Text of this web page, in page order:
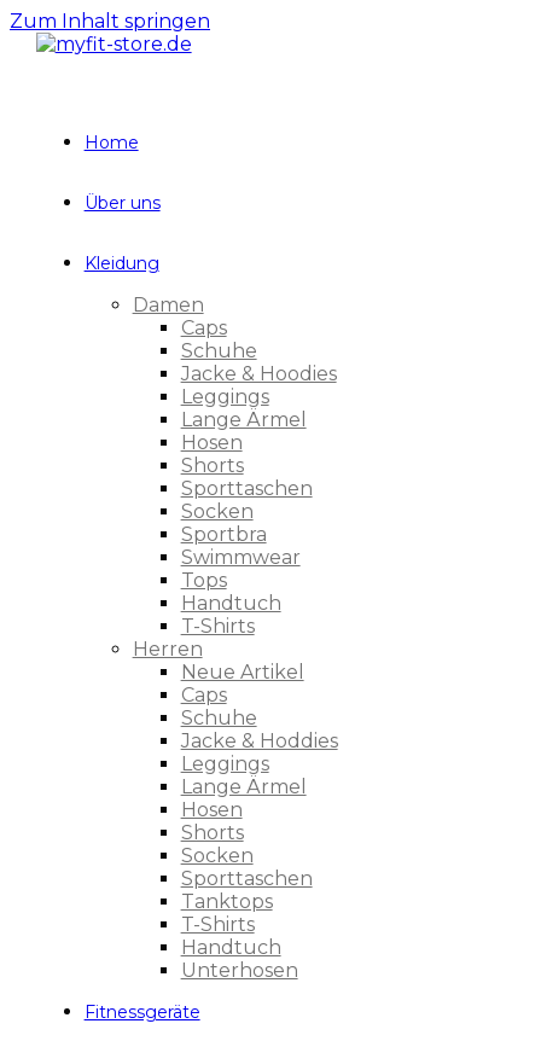
Zum Inhalt springen
Home
Über uns
Kleidung
Damen
Caps
Schuhe
Jacke & Hoodies
Leggings
Lange Ärmel
Hosen
Shorts
Sporttaschen
Socken
Sportbra
Swimmwear
Tops
Handtuch
T-Shirts
Herren
Neue Artikel
Caps
Schuhe
Jacke & Hoddies
Leggings
Lange Ärmel
Hosen
Shorts
Socken
Sporttaschen
Tanktops
T-Shirts
Handtuch
Unterhosen
Fitnessgeräte